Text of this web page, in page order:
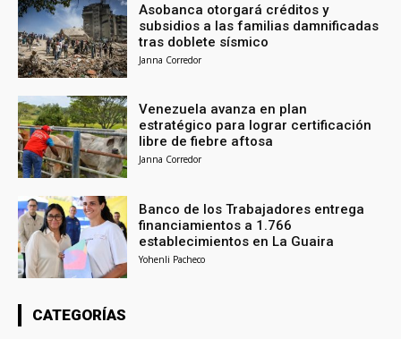
Asobanca otorgará créditos y
subsidios a las familias damnificadas
tras doblete sísmico
Janna Corredor
Venezuela avanza en plan
estratégico para lograr certificación
libre de fiebre aftosa
Janna Corredor
Banco de los Trabajadores entrega
financiamientos a 1.766
establecimientos en La Guaira
Yohenli Pacheco
CATEGORÍAS